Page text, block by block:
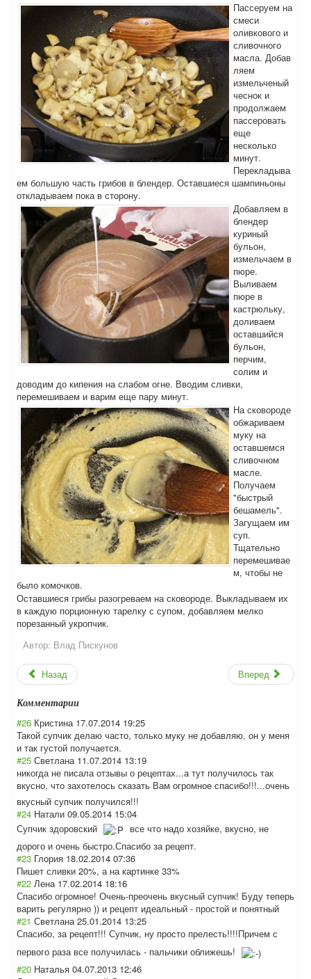
Пассеруем на
смеси
оливкового и
сливочного
масла. Добав
ляем
измельченый
чеснок и
продолжаем
пассеровать
еще
несколько
минут.
Перекладыва
ем большую часть грибов в блендер. Оставшиеся шампиньоны
откладываем пока в сторону.
Добавляем в
блендер
куриный
бульон,
измельчаем в
пюре.
Выливаем
пюре в
кастрюльку,
доливаем
оставшийся
бульон,
перчим,
солим и
доводим до кипения на слабом огне. Вводим сливки,
перемешиваем и варим еще пару минут.
На сковороде
обжариваем
муку на
оставшемся
сливочном
масле.
Получаем
"быстрый
бешамель".
Загущаем им
суп.
Тщательно
перемешивае
м, чтобы не
было комочков.
Оставшиеся грибы разогреваем на сковороде. Выкладываем их
в каждую порционную тарелку с супом, добавляем мелко
порезанный укропчик.
Автор: Влад Пискунов
Назад Вперед
Комментарии
#26 Кристина 17.07.2014 19:25
Такой супчик делаю часто, только муку не добавляю, он у меня
и так густой получается.
#25 Светлана 11.07.2014 13:19
никогда не писала отзывы о рецептах...а тут получилось так
вкусно, что захотелось сказать Вам огромное спасибо!!!...очень
вкусный супчик получился!!!
#24 Натали 09.05.2014 15:04
Супчик здоровский
все что надо хозяйке, вкусно, не
дорого и очень быстро.Спасибо за рецепт.
#23 Глория 18.02.2014 07:36
Пишет сливки 20%, а на картинке 33%
#22 Лена 17.02.2014 18:16
Спасибо огромное! Очень-преочень вкусный супчик! Буду теперь
варить регулярно )) и рецепт идеальный - простой и понятный
#21 Светлана 25.01.2014 13:25
Спасибо, за рецепт!!! Супчик, ну просто прелесть!!!!Причем с
первого раза все получилась - пальчики оближешь!
#20 Наталья 04.07.2013 12:46